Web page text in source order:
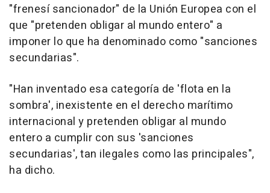
"frenesí sancionador" de la Unión Europea con el
que "pretenden obligar al mundo entero" a
imponer lo que ha denominado como "sanciones
secundarias".
"Han inventado esa categoría de 'flota en la
sombra', inexistente en el derecho marítimo
internacional y pretenden obligar al mundo
entero a cumplir con sus 'sanciones
secundarias', tan ilegales como las principales",
ha dicho.